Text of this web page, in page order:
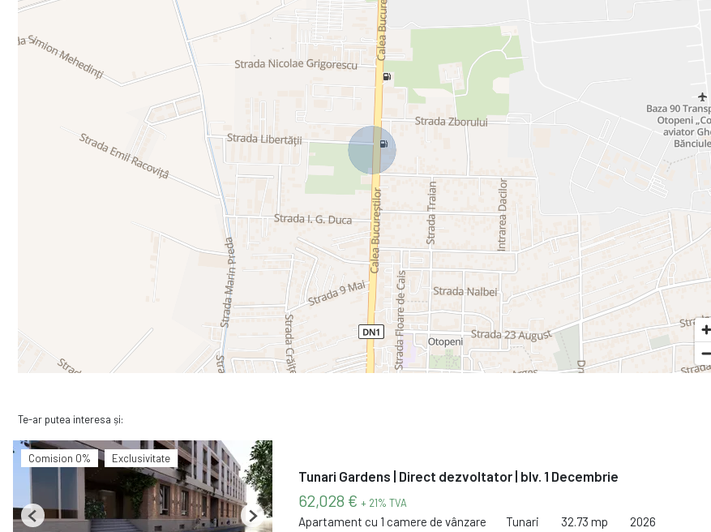
✔ Terasă generoasă de 13,38 mp.
✔ Apartament nou, complet finisat.
✔ Arhitectură modernă și construcție premium.
✔ Zonă liniștită, cu acces rapid către București.
✔ Ideal pentru locuire, investiție sau închiriere.
✔ Consultanță gratuită pentru obținerea celui mai avantajos credit bancar.
Dacă îți dorești confortul unei case, fără costurile unei vile, și vrei să investești într-o zonă cu unul dintre cele mai mari potențiale de
dezvoltare din nordul Bucureștiului, această proprietate merită văzută. Programează o vizionare și descoperă un apartament care îți
oferă spațiu, intimitate și valoare pe termen lung.
Te-ar putea interesa și:
Comision 0% Exclusivitate
Previous Next
Tunari Gardens | Direct dezvoltator | blv. 1 Decembrie
62,028 € + 21% TVA
Apartament cu 1 camere de vânzare Tunari 32.73 mp 2026